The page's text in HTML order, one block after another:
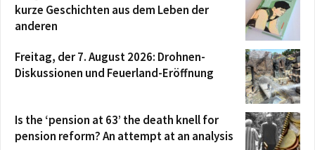
kurze Geschichten aus dem Leben der
anderen
Freitag, der 7. August 2026: Drohnen-
Diskussionen und Feuerland-Eröffnung
Is the ‘pension at 63’ the death knell for
pension reform? An attempt at an analysis